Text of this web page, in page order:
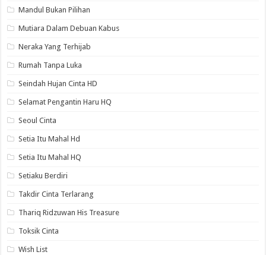
Mandul Bukan Pilihan
Mutiara Dalam Debuan Kabus
Neraka Yang Terhijab
Rumah Tanpa Luka
Seindah Hujan Cinta HD
Selamat Pengantin Haru HQ
Seoul Cinta
Setia Itu Mahal Hd
Setia Itu Mahal HQ
Setiaku Berdiri
Takdir Cinta Terlarang
Thariq Ridzuwan His Treasure
Toksik Cinta
Wish List